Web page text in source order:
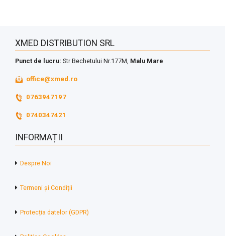
XMED DISTRIBUTION SRL
Punct de lucru: Str Bechetului Nr.177M, Malu Mare
office@xmed.ro
0763947197
0740347421
INFORMAȚII
Despre Noi
Termeni și Condiții
Protecția datelor (GDPR)